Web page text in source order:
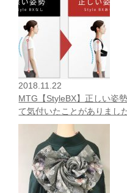
2018.11.22
MTG【StyleBX】正しい姿
て気付いたことがありまし